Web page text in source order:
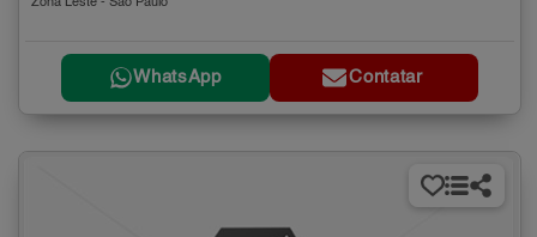
Zona Leste - São Paulo
WhatsApp Contatar